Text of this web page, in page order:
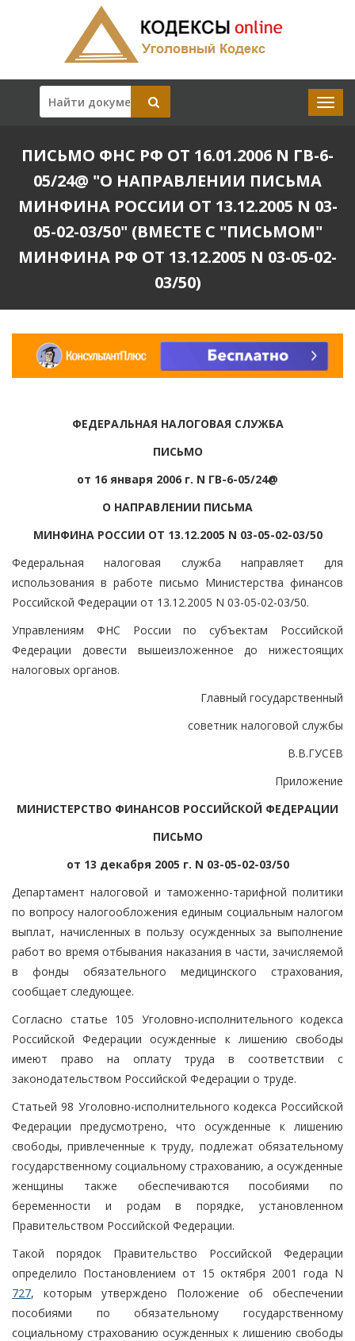
ПИСЬМО ФНС РФ ОТ 16.01.2006 N ГВ-6-
05/24@ "О НАПРАВЛЕНИИ ПИСЬМА
МИНФИНА РОССИИ ОТ 13.12.2005 N 03-
05-02-03/50" (ВМЕСТЕ С "ПИСЬМОМ"
МИНФИНА РФ ОТ 13.12.2005 N 03-05-02-
03/50)
ФЕДЕРАЛЬНАЯ НАЛОГОВАЯ СЛУЖБА
ПИСЬМО
от 16 января 2006 г. N ГВ-6-05/24@
О НАПРАВЛЕНИИ ПИСЬМА
МИНФИНА РОССИИ ОТ 13.12.2005 N 03-05-02-03/50
Федеральная налоговая служба направляет для
использования в работе письмо Министерства финансов
Российской Федерации от 13.12.2005 N 03-05-02-03/50.
Управлениям ФНС России по субъектам Российской
Федерации довести вышеизложенное до нижестоящих
налоговых органов.
Главный государственный
советник налоговой службы
В.В.ГУСЕВ
Приложение
МИНИСТЕРСТВО ФИНАНСОВ РОССИЙСКОЙ ФЕДЕРАЦИИ
ПИСЬМО
от 13 декабря 2005 г. N 03-05-02-03/50
Департамент налоговой и таможенно-тарифной политики
по вопросу налогообложения единым социальным налогом
выплат, начисленных в пользу осужденных за выполнение
работ во время отбывания наказания в части, зачисляемой
в фонды обязательного медицинского страхования,
сообщает следующее.
Согласно статье 105 Уголовно-исполнительного кодекса
Российской Федерации осужденные к лишению свободы
имеют право на оплату труда в соответствии с
законодательством Российской Федерации о труде.
Статьей 98 Уголовно-исполнительного кодекса Российской
Федерации предусмотрено, что осужденные к лишению
свободы, привлеченные к труду, подлежат обязательному
государственному социальному страхованию, а осужденные
женщины также обеспечиваются пособиями по
беременности и родам в порядке, установленном
Правительством Российской Федерации.
Такой порядок Правительство Российской Федерации
определило Постановлением от 15 октября 2001 года N
727, которым утверждено Положение об обеспечении
пособиями по обязательному государственному
социальному страхованию осужденных к лишению свободы